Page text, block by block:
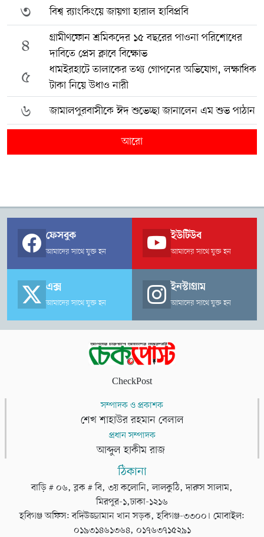
৩ বিশ্ব র‍্যাংকিংয়ে জায়গা হারাল হাবিপ্রবি
৪
গ্রামীণফোন শ্রমিকদের ১৫ বছরের পাওনা পরিশোধের
দাবিতে প্রেস ক্লাবে বিক্ষোভ
৫
ধামইরহাটে তালাকের তথ্য গোপনের অভিযোগ, লক্ষাধিক
টাকা নিয়ে উধাও নারী
৬ জামালপুরবাসীকে ঈদ শুভেচ্ছা জানালেন এম শুভ পাঠান
আরো
ফেসবুক
আমাদের সাথে যুক্ত হন
ইউটিউব
আমাদের সাথে যুক্ত হন
এক্স
আমাদের সাথে যুক্ত হন
ইনস্টাগ্রাম
আমাদের সাথে যুক্ত হন
CheckPost
সম্পাদক ও প্রকাশক
শেখ শাহাউর রহমান বেলাল
প্রধান সম্পাদক
আব্দুল হাকীম রাজ
ঠিকানা
বাড়ি # ০৬, ব্লক # বি, ৩য় কলোনি, লালকুঠি, দারুস সালাম,
মিরপুর-১,ঢাকা-১২১৬
হবিগঞ্জ অফিস: বদিউজ্জামান খান সড়ক, হবিগঞ্জ-৩৩০০। মোবাইল:
০১৯৩১৪৬১৩৬৪, ০১৭৬৩৭১৫২৯১